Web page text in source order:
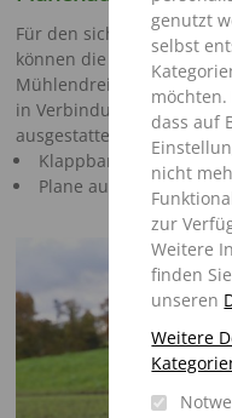
genutzt
selbst
möchten.
dass auf
nicht
zur
Weitere
finden
unseren
Weitere
Für den sicheren,
können die Strautmann
Mühlendreiecken
in Verbindung mit einem
ausgestattet werden.
Klappbare Mittelstange
Plane aufrollbar, mit